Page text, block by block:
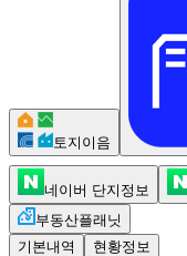
토지이음
네이버 단지정보
부동산플래닛
기본내역
현황정보